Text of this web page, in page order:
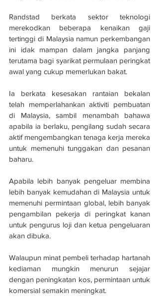
Randstad berkata sektor teknologi
merekodkan beberapa kenaikan gaji
tertinggi di Malaysia namun perkembangan
ini idak mampan dalam jangka panjang
terutama bagi syarikat permulaan peringkat
awal yang cukup memerlukan bakat.
Ia berkata kesesakan rantaian bekalan
telah memperlahankan aktiviti pembuatan
di Malaysia, sambil menambah bahawa
apabila ia berlaku, pengilang sudah secara
aktif mengembangkan tenaga kerja mereka
untuk memenuhi tunggakan dan pesanan
baharu.
Apabila lebih banyak pengeluar membina
lebih banyak kemudahan di Malaysia untuk
memenuhi permintaan global, lebih banyak
pengambilan pekerja di peringkat kanan
untuk pengurus loji dan ketua pengeluaran
akan dibuka.
Walaupun minat pembeli terhadap hartanah
kediaman mungkin menurun sejajar
dengan peningkatan kos, permintaan untuk
komersial semakin meningkat.